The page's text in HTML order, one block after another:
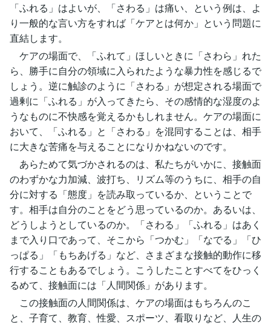
「ふれる」はよいが、「さわる」は痛い、という例は、よ
り一般的な言い方をすれば「ケアとは何か」という問題に
直結します。
ケアの場面で、「ふれて」ほしいときに「さわら」れた
ら、勝手に自分の領域に入られたような暴力性を感じるで
しょう。逆に触診のように「さわる」が想定される場面で
過剰に「ふれる」が入ってきたら、その感情的な湿度のよ
うなものに不快感を覚えるかもしれません。ケアの場面に
おいて、「ふれる」と「さわる」を混同することは、相手
に大きな苦痛を与えることになりかねないのです。
あらためて気づかされるのは、私たちがいかに、接触面
のわずかな力加減、波打ち、リズム等のうちに、相手の自
分に対する「態度」を読み取っているか、ということで
す。相手は自分のことをどう思っているのか。あるいは、
どうしようとしているのか。「さわる」「ふれる」はあく
まで入り口であって、そこから「つかむ」「なでる」「ひ
っぱる」「もちあげる」など、さまざまな接触的動作に移
行することもあるでしょう。こうしたことすべてをひっく
るめて、接触面には「人間関係」があります。
この接触面の人間関係は、ケアの場面はもちろんのこ
と、子育て、教育、性愛、スポーツ、看取りなど、人生の